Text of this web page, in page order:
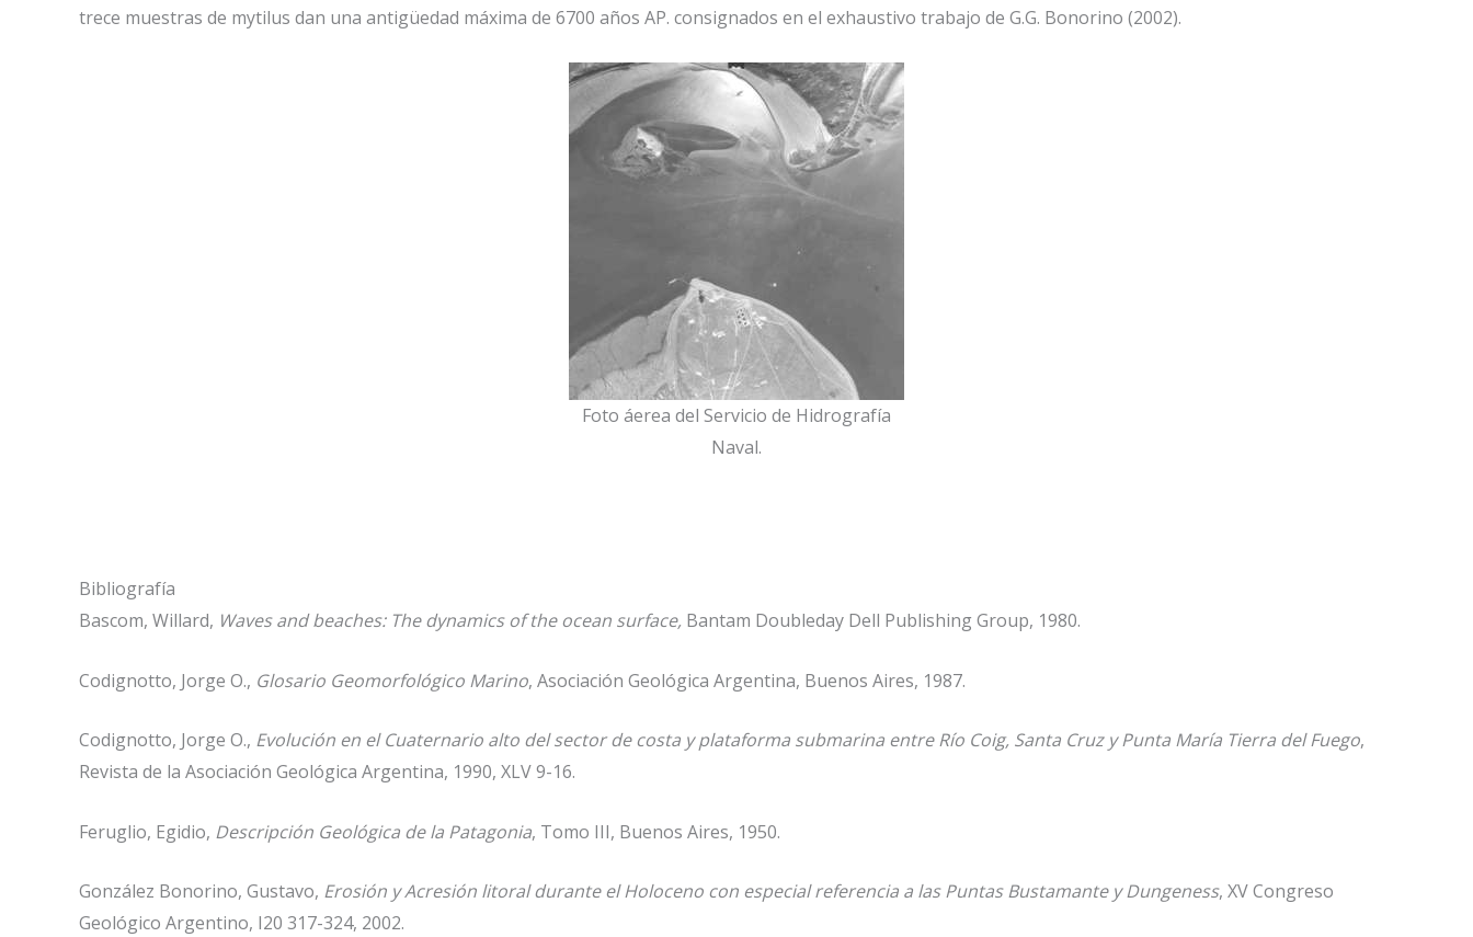
trece muestras de mytilus dan una antigüedad máxima de 6700 años AP. consignados en el exhaustivo trabajo de G.G. Bonorino (2002).
Foto áerea del Servicio de Hidrografía
Naval.
Bibliografía
Bascom, Willard, Waves and beaches: The dynamics of the ocean surface, Bantam Doubleday Dell Publishing Group, 1980.
Codignotto, Jorge O., Glosario Geomorfológico Marino, Asociación Geológica Argentina, Buenos Aires, 1987.
Codignotto, Jorge O., Evolución en el Cuaternario alto del sector de costa y plataforma submarina entre Río Coig, Santa Cruz y Punta María Tierra del Fuego,
Revista de la Asociación Geológica Argentina, 1990, XLV 9-16.
Feruglio, Egidio, Descripción Geológica de la Patagonia, Tomo III, Buenos Aires, 1950.
González Bonorino, Gustavo, Erosión y Acresión litoral durante el Holoceno con especial referencia a las Puntas Bustamante y Dungeness, XV Congreso
Geológico Argentino, I20 317-324, 2002.